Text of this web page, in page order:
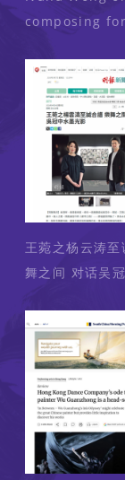
composing
dance,
Guanzhong
王菀之杨云涛至
舞之间 对话吴